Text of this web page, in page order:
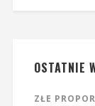
OSTATNIE
ZŁE